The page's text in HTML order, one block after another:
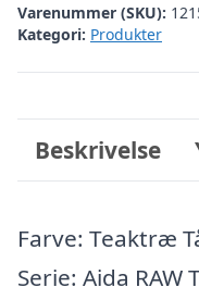
Varenummer (SKU):
Kategori: Produkter
Beskrivelse
Farve: Teaktræ
Serie: Aida